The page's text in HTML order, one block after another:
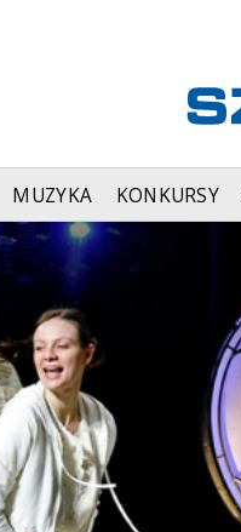
MUZYKA KONKURSY